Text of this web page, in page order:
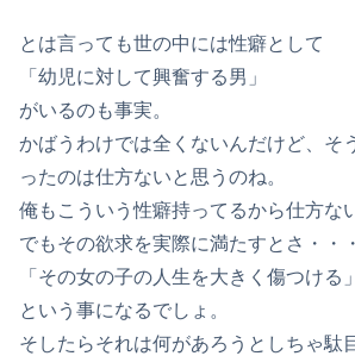
とは言っても世の中には性癖として
「幼児に対して興奮する男」
がいるのも事実。
かばうわけでは全くないんだけど、そ
ったのは仕方ないと思うのね。
俺もこういう性癖持ってるから仕方な
でもその欲求を実際に満たすとさ・・
「その女の子の人生を大きく傷つける」
という事になるでしょ。
そしたらそれは何があろうとしちゃ駄